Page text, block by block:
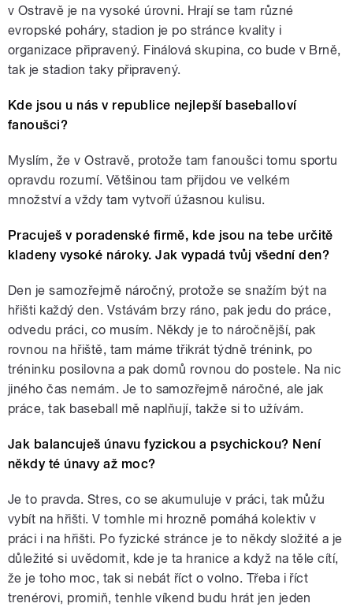
v Ostravě je na vysoké úrovni. Hrají se tam různé
evropské poháry, stadion je po stránce kvality i
organizace připravený. Finálová skupina, co bude v Brně,
tak je stadion taky připravený.
Kde jsou u nás v republice nejlepší baseballoví
fanoušci?
Myslím, že v Ostravě, protože tam fanoušci tomu sportu
opravdu rozumí. Většinou tam přijdou ve velkém
množství a vždy tam vytvoří úžasnou kulisu.
Pracuješ v poradenské firmě, kde jsou na tebe určitě
kladeny vysoké nároky. Jak vypadá tvůj všední den?
Den je samozřejmě náročný, protože se snažím být na
hřišti každý den. Vstávám brzy ráno, pak jedu do práce,
odvedu práci, co musím. Někdy je to náročnější, pak
rovnou na hřiště, tam máme třikrát týdně trénink, po
tréninku posilovna a pak domů rovnou do postele. Na nic
jiného čas nemám. Je to samozřejmě náročné, ale jak
práce, tak baseball mě naplňují, takže si to užívám.
Jak balancuješ únavu fyzickou a psychickou? Není
někdy té únavy až moc?
Je to pravda. Stres, co se akumuluje v práci, tak můžu
vybít na hřišti. V tomhle mi hrozně pomáhá kolektiv v
práci i na hřišti. Po fyzické stránce je to někdy složité a je
důležité si uvědomit, kde je ta hranice a když na těle cítí,
že je toho moc, tak si nebát říct o volno. Třeba i říct
trenérovi, promiň, tenhle víkend budu hrát jen jeden